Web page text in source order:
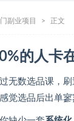
副业项目 正文
的人卡
无数选品课，
觉选品后出单